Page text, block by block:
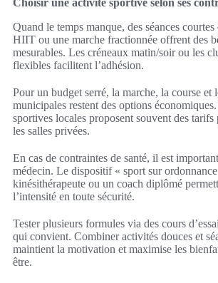
Choisir une activité sportive selon ses
Quand le temps manque, des séances
HIIT ou une marche fractionnée offrent des
mesurables. Les créneaux matin/soir ou les
flexibles facilitent l’adhésion.
Pour un budget serré, la marche, la course et
municipales restent des options
sportives locales proposent souvent des tarifs
les salles privées.
En cas de contraintes de santé, il est
médecin. Le dispositif « sport sur
kinésithérapeute ou un coach diplômé
l’intensité en toute sécurité.
Tester plusieurs formules via des cours
qui convient. Combiner activités douces et
maintient la motivation et maximise les
être.